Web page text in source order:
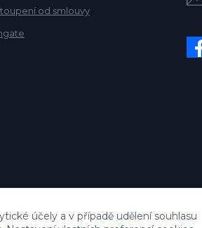
od smlouvy
účely a v případě udělení souhlasu